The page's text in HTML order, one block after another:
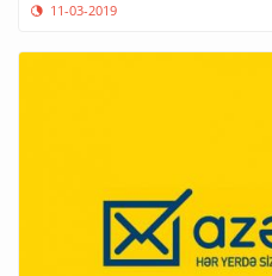
11-03-2019